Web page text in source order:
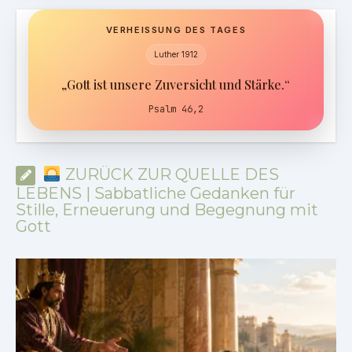
VERHEISSUNG DES TAGES
Luther 1912
„Gott ist unsere Zuversicht und Stärke.“
Psalm 46,2
ZURÜCK ZUR QUELLE DES
LEBENS | Sabbatliche Gedanken für
Stille, Erneuerung und Begegnung mit
Gott